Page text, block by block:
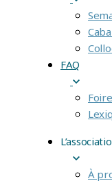
FAQ
À